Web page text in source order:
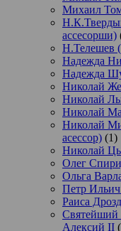
Михаил
ассесорши)
Н.Телешев
Надежда
Надежда
Николай
Николай
Николай
Николай
асессор) (1)
Николай
Олег
Ольга
Петр
Раиса
Святейший
Алексий II